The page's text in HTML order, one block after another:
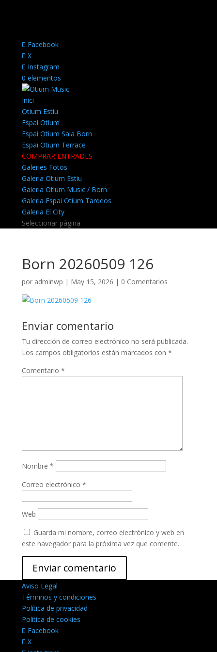
Facebook
X
Instagram
0 elementos
Inici
Otium Estiu
Espai Otium
Espai Otium Sala Born
Espai Otium Terrace
COMPRAR ENTRADES
Galeries Fotos
Galeria Otium Estiu
Galeria Otium Music / Born
Galeria Espai Otium Tardeos
Galeria El City
Seleccionar página
Born 20260509 126
por adminwp | May 15, 2026 | 0 Comentarios
Enviar comentario
Tu dirección de correo electrónico no será publicada.
Los campos obligatorios están marcados con *
Comentario *
Nombre *
Correo electrónico *
Web
Guarda mi nombre, correo electrónico y web en
este navegador para la próxima vez que comente.
Aviso Legal
Términos y condiciones
Política de privacidad
Política de cookies
Facebook
X